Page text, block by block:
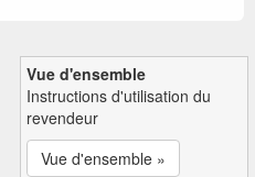
Vue d'ensemble
Instructions d'utilisation du
revendeur
Vue d'ensemble »